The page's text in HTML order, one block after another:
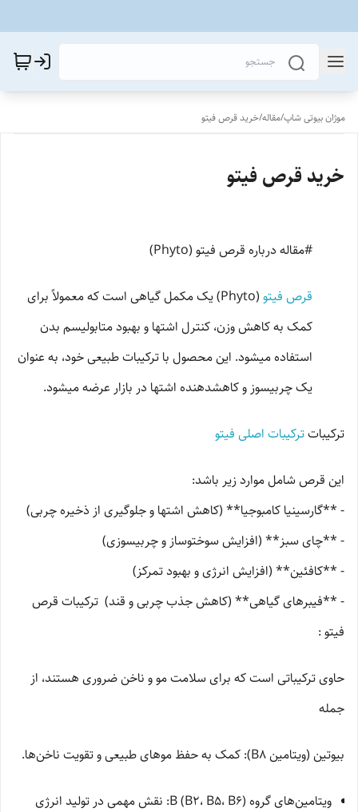
موژان بیوتی شاپ/مقاله/خرید قرص فیتو
خرید قرص فیتو
#مقاله درباره قرص فیتو (Phyto)
قرص فیتو
(Phyto) یک مکمل گیاهی است که معمولاً برای
کمک به کاهش وزن، کنترل اشتها و بهبود متابولیسم بدن
استفاده میشود. این محصول با ترکیبات طبیعی خود، به عنوان
یک چربیسوز و کاهشدهنده اشتها در بازار عرضه میشود.
ترکیباتترکیبات اصلی فیتو
این قرص شامل موارد زیر باشد:
- **گارسینیا کامبوجیا** (کاهش اشتها و جلوگیری از ذخیره چربی)
- **چای سبز** (افزایش سوختوساز و چربیسوزی)
- **کافئین** (افزایش انرژی و بهبود تمرکز)
- **فیبرهای گیاهی** (کاهش جذب چربی و قند) ترکیبات قرص
فیتو :
حاوی ترکیباتی است که برای سلامت مو و ناخن ضروری هستند، از
جمله
بیوتین (ویتامین B8): کمک به حفظ موهای طبیعی و تقویت ناخن‌ها.
ویتامین‌های گروه B (B2، B5، B6): نقش مهمی در تولید انرژی